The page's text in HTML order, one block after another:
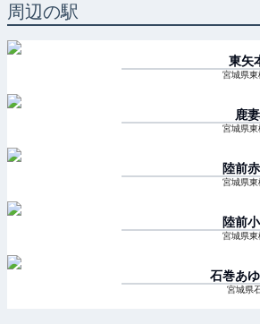
周辺の駅
東矢
宮城県東
鹿妻
宮城県東
陸前
宮城県東
陸前
宮城県東
石巻あ
宮城県